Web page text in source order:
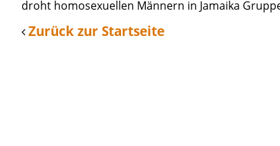
droht homosexuellen Männern in Jamaika
Zurück zur Startseite